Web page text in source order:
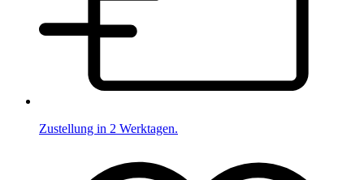
Zustellung in 2 Werktagen.